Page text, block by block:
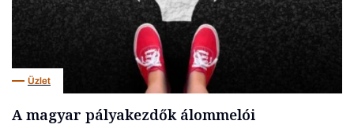
Üzlet
A magyar pályakezdők álommelói